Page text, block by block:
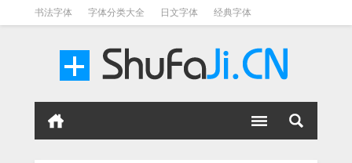
书法字体 字体分类大全 日文字体 经典字体